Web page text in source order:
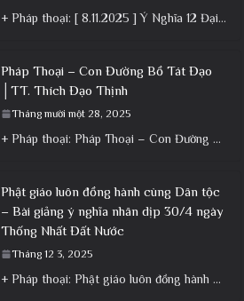
+ Pháp thoại: [ 8.11.2025 ] Ý Nghĩa 12 Đại Nguyện Của Bồ Tát Quán Âm – Vía 19/9 Â.L│Thầy
Pháp Thoại – Con Đường Bồ Tát Đạo
│TT. Thích Đạo Thịnh
Tháng mười một 28, 2025
+ Pháp thoại: Pháp Thoại – Con Đường Bồ Tát Đạo │TT. Thích Đạo Thịnh + Album: Pháp Thoại +
Phật giáo luôn đồng hành cùng Dân tộc
– Bài giảng ý nghĩa nhân dịp 30/4 ngày
Thống Nhất Đất Nước
Tháng 12 3, 2025
+ Pháp thoại: Phật giáo luôn đồng hành cùng Dân tộc – Bài giảng ý nghĩa nhân dịp 30/4 ngày